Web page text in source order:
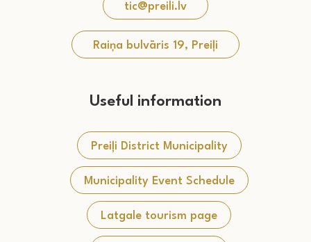
tic@preili.lv
Raiņa bulvāris 19, Preiļi
Useful information
Preiļi District Municipality
Municipality Event Schedule
Latgale tourism page